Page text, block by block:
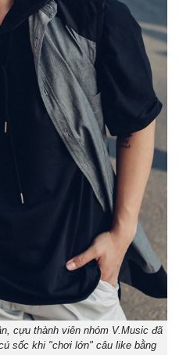
cựu thành viên nhóm V.Music đã
sốc khi "chơi lớn" câu like bằng